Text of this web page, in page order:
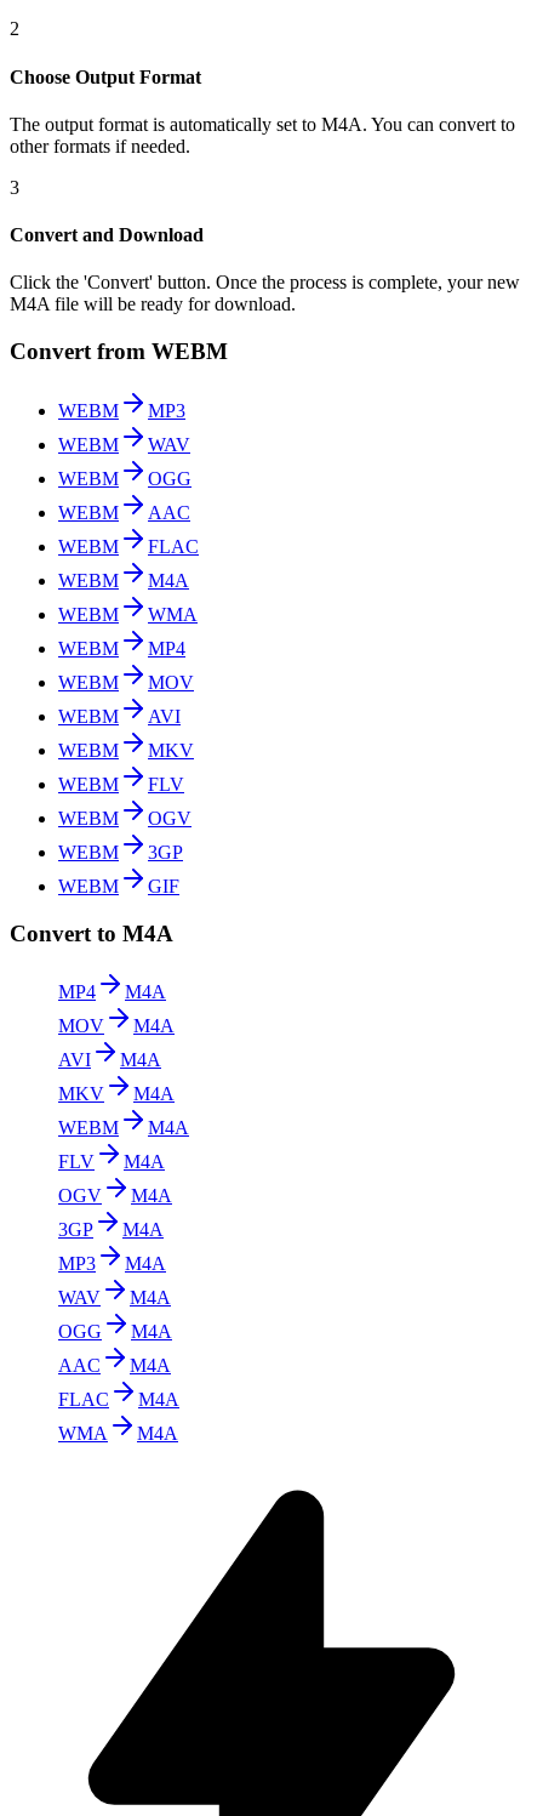
2
Choose Output Format
The output format is automatically set to M4A. You can convert to
other formats if needed.
3
Convert and Download
Click the 'Convert' button. Once the process is complete, your new
M4A file will be ready for download.
Convert from WEBM
WEBM
MP3
WEBM
WAV
WEBM
OGG
WEBM
AAC
WEBM
FLAC
WEBM
M4A
WEBM
WMA
WEBM
MP4
WEBM
MOV
WEBM
AVI
WEBM
MKV
WEBM
FLV
WEBM
OGV
WEBM
3GP
WEBM
GIF
Convert to M4A
MP4
M4A
MOV
M4A
AVI
M4A
MKV
M4A
WEBM
M4A
FLV
M4A
OGV
M4A
3GP
M4A
MP3
M4A
WAV
M4A
OGG
M4A
AAC
M4A
FLAC
M4A
WMA
M4A